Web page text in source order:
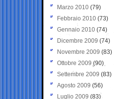
Marzo 2010 (79)
Febbraio 2010 (73)
Gennaio 2010 (74)
Dicembre 2009 (74)
Novembre 2009 (83)
Ottobre 2009 (90)
Settembre 2009 (83)
Agosto 2009 (56)
Luglio 2009 (83)